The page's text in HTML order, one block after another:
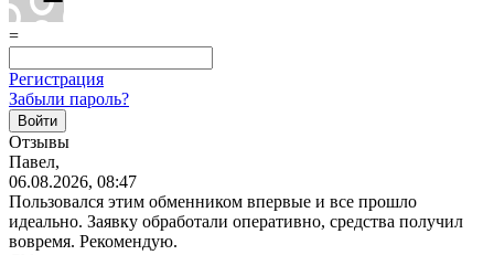
=
Регистрация
Забыли пароль?
Отзывы
Павел,
06.08.2026, 08:47
Пользовался этим обменником впервые и все прошло
идеально. Заявку обработали оперативно, средства получил
вовремя. Рекомендую.